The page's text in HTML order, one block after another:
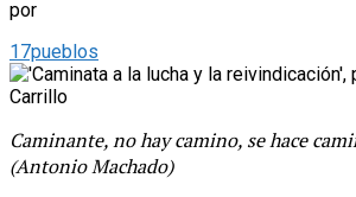
por
17pueblos
Caminante, no hay camino, se hace
(Antonio Machado)